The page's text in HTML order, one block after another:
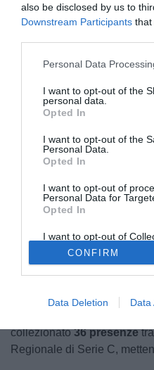
also be disclosed by us to
Downstream Participants that
Personal Data
I want to opt-out of the
personal data.
Opted In
I want to opt-out of the
Personal Data.
Opted In
I want to opt-out of
Personal Data for
Opted In
I want to opt-out of
Retention, Sale, and/or
Personal Data that Is
Purposes for which it
Opted Out
CONFIRM
Data Deletion Data
Padovaguarda in casa
a chiudere l’arrivo diIssiaka
classe 2004, Kamate è uno
Cresciuto nel settore
collezionato36 presenze
Regionale di Serie C,